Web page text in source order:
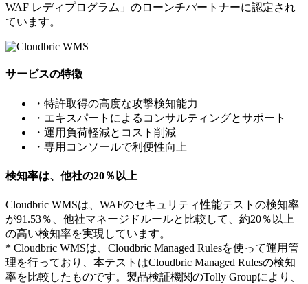
WAF レディプログラム」のローンチパートナーに認定され
ています。
サービスの特徴
・特許取得の高度な攻撃検知能力
・エキスパートによるコンサルティングとサポート
・運用負荷軽減とコスト削減
・専用コンソールで利便性向上
検知率は、他社の20％以上
Cloudbric WMSは、WAFのセキュリティ性能テストの検知率
が91.53％、他社マネージドルールと比較して、約20％以上
の高い検知率を実現しています。
* Cloudbric WMSは、Cloudbric Managed Rulesを使って運用管
理を行っており、本テストはCloudbric Managed Rulesの検知
率を比較したものです。製品検証機関のTolly Groupにより、